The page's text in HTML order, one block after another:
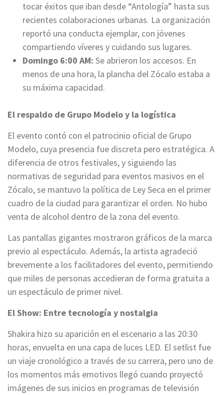
tocar éxitos que iban desde “Antología” hasta sus
recientes colaboraciones urbanas. La organización
reportó una conducta ejemplar, con jóvenes
compartiendo víveres y cuidando sus lugares.
Domingo 6:00 AM: Se abrieron los accesos. En
menos de una hora, la plancha del Zócalo estaba a
su máxima capacidad.
El respaldo de Grupo Modelo y la logística
El evento contó con el patrocinio oficial de Grupo
Modelo, cuya presencia fue discreta pero estratégica. A
diferencia de otros festivales, y siguiendo las
normativas de seguridad para eventos masivos en el
Zócalo, se mantuvo la política de Ley Seca en el primer
cuadro de la ciudad para garantizar el orden. No hubo
venta de alcohol dentro de la zona del evento.
Las pantallas gigantes mostraron gráficos de la marca
previo al espectáculo. Además, la artista agradeció
brevemente a los facilitadores del evento, permitiendo
que miles de personas accedieran de forma gratuita a
un espectáculo de primer nivel.
El Show: Entre tecnología y nostalgia
Shakira hizo su aparición en el escenario a las 20:30
horas, envuelta en una capa de luces LED. El setlist fue
un viaje cronológico a través de su carrera, pero uno de
los momentos más emotivos llegó cuando proyectó
imágenes de sus inicios en programas de televisión